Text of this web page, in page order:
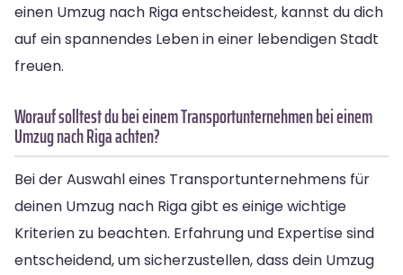
einen Umzug nach Riga entscheidest, kannst du dich
auf ein spannendes Leben in einer lebendigen Stadt
freuen.
Worauf solltest du bei einem Transportunternehmen bei einem
Umzug nach Riga achten?
Bei der Auswahl eines Transportunternehmens für
deinen Umzug nach Riga gibt es einige wichtige
Kriterien zu beachten. Erfahrung und Expertise sind
entscheidend, um sicherzustellen, dass dein Umzug